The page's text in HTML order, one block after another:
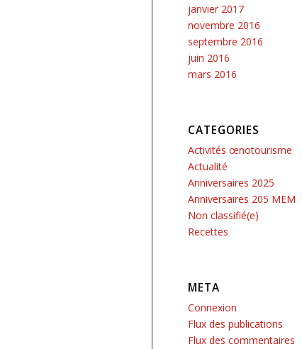
janvier 2017
novembre 2016
septembre 2016
juin 2016
mars 2016
CATEGORIES
Activités œnotourisme
Actualité
Anniversaires 2025
Anniversaires 205 MEM
Non classifié(e)
Recettes
META
Connexion
Flux des publications
Flux des commentaires